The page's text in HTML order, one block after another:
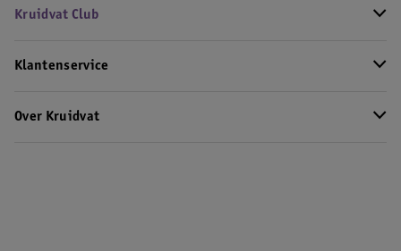
Kruidvat Club
Klantenservice
Over Kruidvat